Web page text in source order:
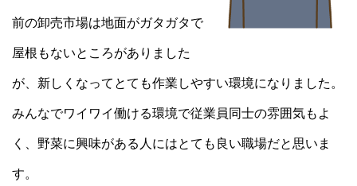
前の卸売市場は地面がガタガタで
屋根もないところがありました
が、新しくなってとても作業しやすい環境になりました。
みんなでワイワイ働ける環境で従業員同士の雰囲気もよ
く、野菜に興味がある人にはとても良い職場だと思いま
す。